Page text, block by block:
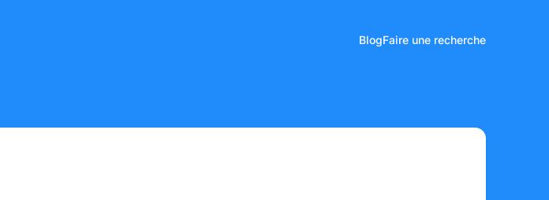
BlogFaire une recherche